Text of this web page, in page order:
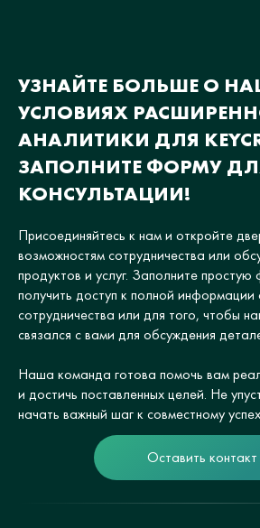
УЗНАЙТЕ БОЛЬШЕ О
УСЛОВИЯХ
АНАЛИТИКИ ДЛЯ
ЗАПОЛНИТЕ ФОРМУ
КОНСУЛЬТАЦИИ!
Присоединяйтесь к нам и откройте
возможностям сотрудничества или
продуктов и услуг. Заполните
получить доступ к полной
сотрудничества или для того, чтобы
связался с вами для обсуждения
Наша команда готова помочь вам
и достичь поставленных целей. Не
начать важный шаг к совместному
Оставить контакт